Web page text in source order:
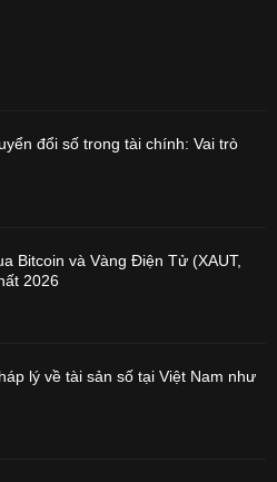
đổi số trong tài chính: Vai trò
Bitcoin và Vàng Điện Tử (XAUT,
2026
lý về tài sản số tại Việt Nam như